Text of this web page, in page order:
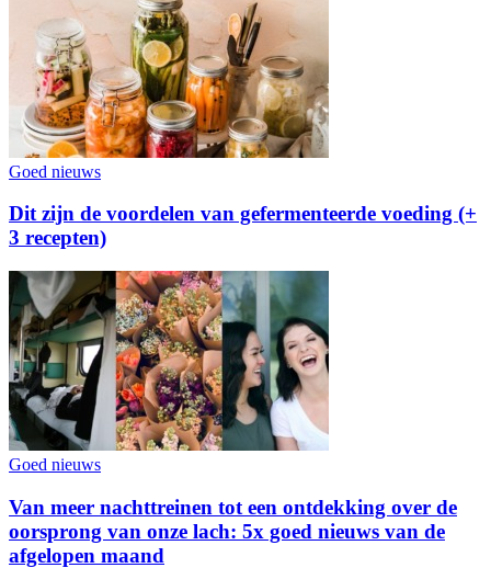
Goed nieuws
Dit zijn de voordelen van gefermenteerde voeding (+
3 recepten)
Goed nieuws
Van meer nachttreinen tot een ontdekking over de
oorsprong van onze lach: 5x goed nieuws van de
afgelopen maand